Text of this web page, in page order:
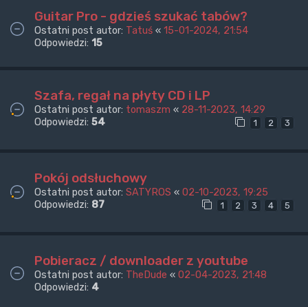
Guitar Pro - gdzieś szukać tabów?
Ostatni post autor: Tatuś « 15-01-2024, 21:54
Odpowiedzi: 15
Szafa, regał na płyty CD i LP
Ostatni post autor: tomaszm « 28-11-2023, 14:29
Odpowiedzi: 54 1 2 3
Pokój odsłuchowy
Ostatni post autor: SATYROS « 02-10-2023, 19:25
Odpowiedzi: 87 1 2 3 4 5
Pobieracz / downloader z youtube
Ostatni post autor: TheDude « 02-04-2023, 21:48
Odpowiedzi: 4